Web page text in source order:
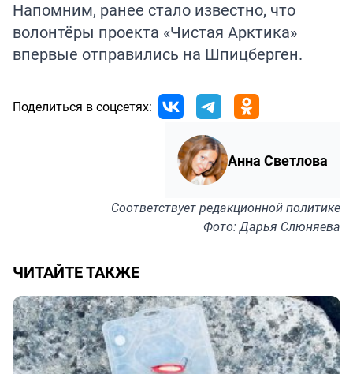
Напомним, ранее стало известно, что
волонтёры проекта «Чистая Арктика»
впервые отправились на Шпицберген.
Поделиться в соцсетях:
Анна Светлова
Соответствуетредакционной политике
Фото: Дарья Слюняева
ЧИТАЙТЕ ТАКЖЕ